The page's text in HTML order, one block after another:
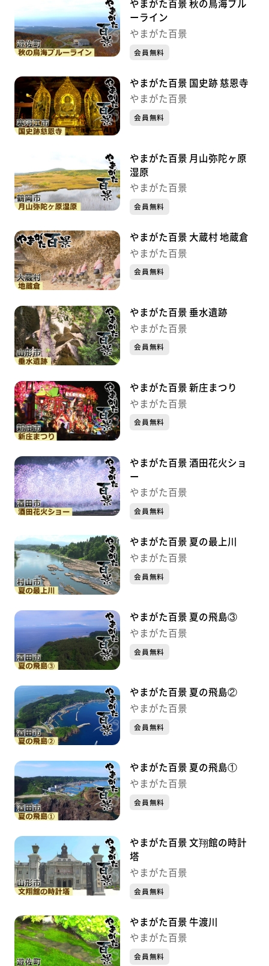
やまがた百景 秋の鳥海ブル
ーライン
やまがた百景
会員無料
やまがた百景 国史跡 慈恩寺
やまがた百景
会員無料
やまがた百景 月山弥陀ヶ原
湿原
やまがた百景
会員無料
やまがた百景 大蔵村 地蔵倉
やまがた百景
会員無料
やまがた百景 垂水遺跡
やまがた百景
会員無料
やまがた百景 新庄まつり
やまがた百景
会員無料
やまがた百景 酒田花火ショ
ー
やまがた百景
会員無料
やまがた百景 夏の最上川
やまがた百景
会員無料
やまがた百景 夏の飛島③
やまがた百景
会員無料
やまがた百景 夏の飛島②
やまがた百景
会員無料
やまがた百景 夏の飛島①
やまがた百景
会員無料
やまがた百景 文翔館の時計
塔
やまがた百景
会員無料
やまがた百景 牛渡川
やまがた百景
会員無料